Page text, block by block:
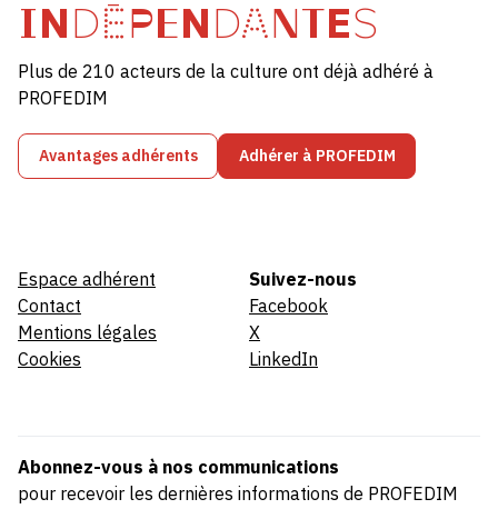
INDÉPENDANTES
Plus de 210 acteurs de la culture ont déjà adhéré à
PROFEDIM
Avantages adhérents Adhérer à PROFEDIM
Espace adhérent
Contact
Mentions légales
Cookies
Suivez-nous
Facebook
X
LinkedIn
Abonnez-vous à nos communications
pour recevoir les dernières informations de PROFEDIM